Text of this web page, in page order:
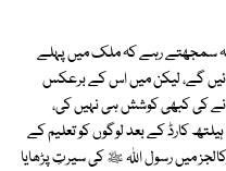
یہ سمجھتے رہے کہ ملک میں پہلے
گے، لیکن میں اس کے برعکس
کی کبھی کوشش ہی نہیں کی،
کارڈ کے بعد لوگوں کو تعلیم کے
میں رسول اللہ ﷺ کی سیرتِ پڑھایا